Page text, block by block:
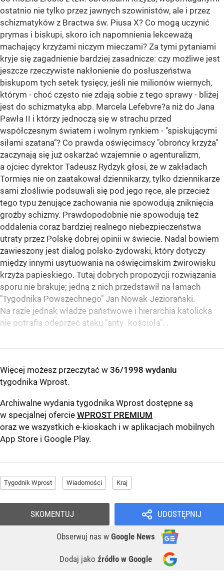
ostatnio nie tylko przez jawnych szowinistów, ale i przez
schizmatyków z Bractwa św. Piusa X? Co mogą uczynić
prymas i biskupi, skoro ich napomnienia lekceważą
machający krzyżami niczym mieczami? Za tymi pytaniami
kryje się zagadnienie bardziej zasadnicze: czy możliwe jest
jeszcze rzeczywiste nakłonienie do posłuszeństwa
biskupom tych setek tysięcy, jeśli nie milionów wiernych,
którym - choć często nie zdają sobie z tego sprawy - bliżej
jest do schizmatyka abp. Marcela Lefebvre?a niż do Jana
Pawła II i którzy jednoczą się w strachu przed
współczesnym światem i wolnym rynkiem - "spiskującymi
siłami szatana"? Co prawda oświęcimscy "obrońcy krzyża"
zaczynają się już oskarżać wzajemnie o agenturalizm,
a ojciec dyrektor Tadeusz Rydzyk głosi, że w zakładach
Tormięs nie on zaatakował dziennikarzy, tylko dziennikarze
sami złośliwie podsuwali się pod jego ręce, ale przecież
tego typu żenujące zachowania nie spowodują zniknięcia
groźby schizmy. Prawdopodobnie nie spowodują też
oddalenia coraz bardziej realnego niebezpieczeństwa
utraty przez Polskę dobrej opinii w świecie. Nadal bowiem
zawieszony jest dialog polsko-żydowski, który dotyczy
między innymi usytuowania na oświęcimskim żwirowisku
krzyża papieskiego. Tutaj dobrych propozycji rozwiązania
sporu nie brakuje; jedną z nich przedstawił na łamach
"Tygodnika Powszechnego" Jan Nowak-Jeziorański.
Na razie jednak władze państwowe i hierarchia katolicka
nie potrafią odeprzeć ataku "anty- kościoła". .
Więcej możesz przeczytać w 36/1998 wydaniu
tygodnika Wprost.
Archiwalne wydania tygodnika Wprost dostępne są
w specjalnej ofercie WPROST PREMIUM
oraz we wszystkich e-kioskach i w aplikacjach mobilnych
App Store i Google Play.
Tygodnik Wprost Wiadomości Kraj
UDOSTĘPNIJ
Obserwuj nas w Google News
Dodaj jako źródło w Google
SKOMENTUJ